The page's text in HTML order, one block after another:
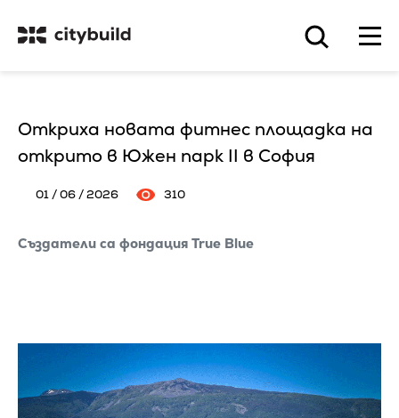
Откриха новата фитнес площадка на
открито в Южен парк II в София
01 / 06 / 2026 310
Създатели са фондация True Blue